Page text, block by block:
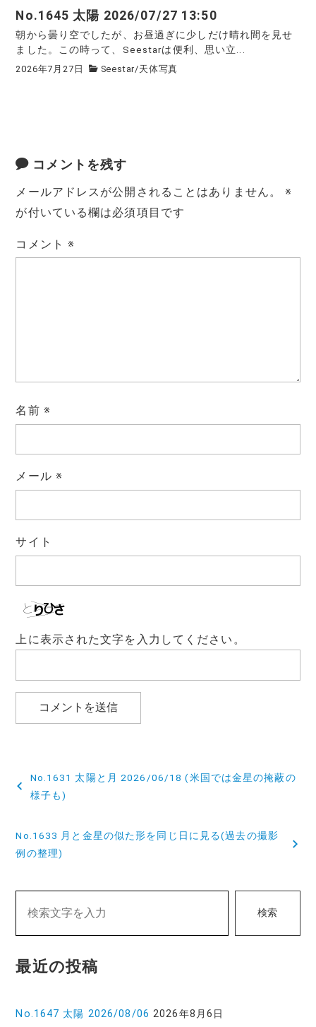
No.1645 太陽 2026/07/27 13:50
朝から曇り空でしたが、お昼過ぎに少しだけ晴れ間を見せ
ました。この時って、Seestarは便利、思い立...
2026年7月27日 Seestar/天体写真
コメントを残す
メールアドレスが公開されることはありません。
※
が付いている欄は必須項目です
コメント※
名前 ※
メール ※
サイト
上に表示された文字を入力してください。
稿
ビ
ン
No.1631 太陽と月 2026/06/18 (米国では金星の掩蔽の
様子も)
No.1633 月と金星の似た形を同じ日に見る(過去の撮影
例の整理)
検索
最近の投稿
No.1647 太陽 2026/08/06 2026年8月6日